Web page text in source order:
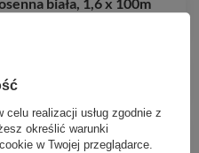
w kształcie "J"
realizacji usług zgodnie z
określić warunki
w Twojej przeglądarce.